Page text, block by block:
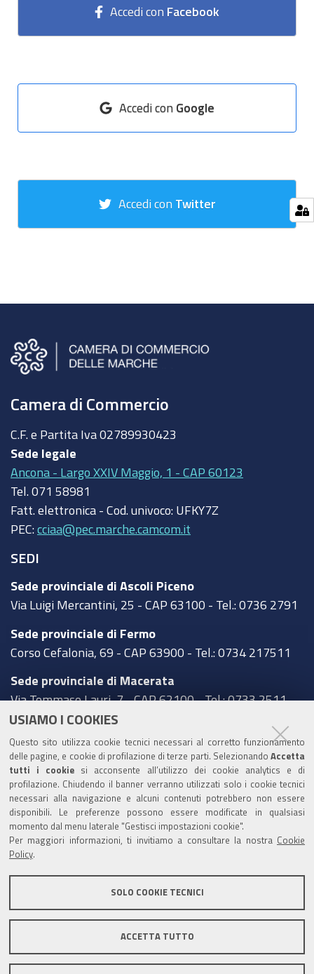
USIAMO I COOKIES
Questo sito utilizza cookie tecnici necessari al corretto funzionamento
delle pagine, e cookie di profilazione di terze parti. Selezionando Accetta
tutti i cookie si acconsente all’utilizzo dei cookie analytics e di
profilazione. Chiudendo il banner verranno utilizzati solo i cookie tecnici
necessari alla navigazione e alcuni contenuti potrebbero non essere
disponibili. Le preferenze possono essere modificate in qualsiasi
momento dal menu laterale "Gestisci impostazioni cookie".
Per maggiori informazioni, ti invitiamo a consultare la nostra Cookie
Policy
SOLO COOKIE TECNICI
ACCETTA TUTTO
Accedi con Facebook
Accedi con Google
Accedi con Twitter
Camera di Commercio
C.F. e Partita Iva 02789930423
Sede legale
Ancona - Largo XXIV Maggio, 1 - CAP 60123
Tel. 071 58981
Fatt. elettronica - Cod. univoco: UFKY7Z
PEC: cciaa@pec.marche.camcom.it
SEDI
Sede provinciale di Ascoli Piceno
Via Luigi Mercantini, 25 - CAP 63100 - Tel.: 0736 2791
Sede provinciale di Fermo
Corso Cefalonia, 69 - CAP 63900 - Tel.: 0734 217511
Sede provinciale di Macerata
Via Tommaso Lauri, 7 - CAP 62100 - Tel.: 0733 2511
Sede provinciale di Pesaro Urbino
Corso XI Settembre, 116 - CAP 61121 - Tel.: 0721
3571
TRASPARENZA
Amministrazione trasparente
Statistiche Web del sito (fonte Web Analytics Italia)
Contatti
Dichiarazione di accessibilità
Area riservata